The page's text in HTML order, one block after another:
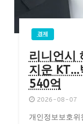
경제
리니언시
지운 KT…
540억
2026-08-07
개인정보보호